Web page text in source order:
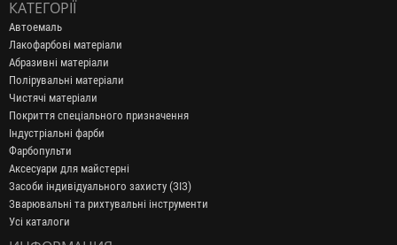
КАТЕГОРІЇ
Автоемаль
Лакофарбові матеріали
Абразивні матеріали
Полірувальні матеріали
Чистячі матеріали
Покриття спеціального призначення
Індустріальні фарби
Фарбопульти
Аксесуари для майстерні
Засоби індивідуального захисту (ЗІЗ)
Зварювальні та рихтувальні інструменти
Усі каталоги